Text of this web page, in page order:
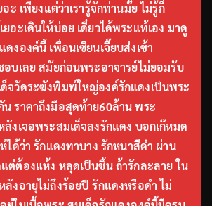
อะ เพียงแต่ว่าเรารู้จักท่านมั้ย ไม่รู้ก็
ยอะเดินให้บ่อย เดี๋ยวได้พระแท้เอง มาดู
ดงองค์นี้ เพื่อนเซียนเจี๊ยบส่งเข้า
อบเลย สมัยก่อนพระอาจารย์ไม่ยอมรับ
จวัดระฆังพิมพ์ใหญ่องค์รักแดงเป็นพระ
ราคาถึงมือสุดท้าย60ล้าน พระ
ลังเจอพระสมเด็จลงรักแดง บอกเก๊หมด
ห์ได้ว่า รักแดงทาบาง รักหนาสีดำ ผ่าน
ต่ต้องแห้ง หลุดเป็นชิ้น ถ้ารักละลาย ใน
ลังอายุไม่ถึงร้อยปี รักแดงหรือดำ ไม่